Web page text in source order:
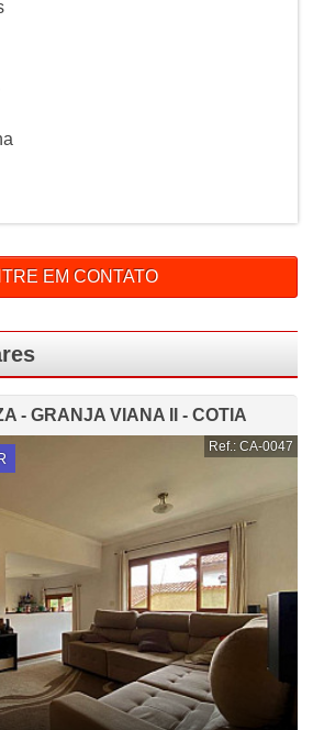
EM CONTATO
- GRANJA VIANA II - COTIA
Ref.: CA-0047